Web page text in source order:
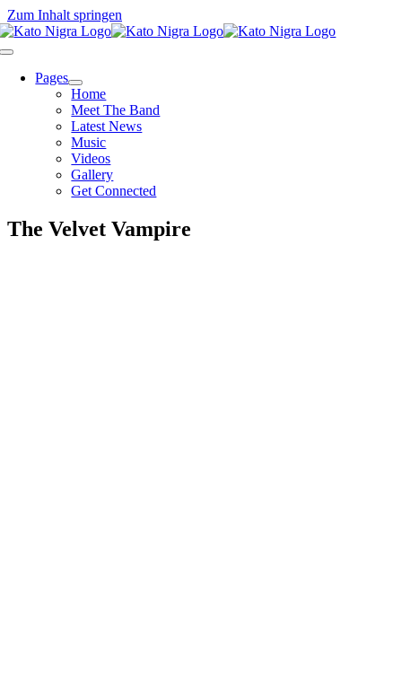
Zum Inhalt springen
Pages
Home
Meet The Band
Latest News
Music
Videos
Gallery
Get Connected
The Velvet Vampire